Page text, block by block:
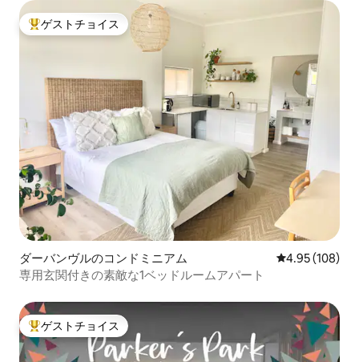
大好評のゲストチョイスです。
ゲストチョイス
ダーバンヴルのコンドミニアム レビュー108
4.95 (108)
専用玄関付きの素敵な1ベッドルームアパート
大好評のゲストチョイスです。
ゲストチョイス